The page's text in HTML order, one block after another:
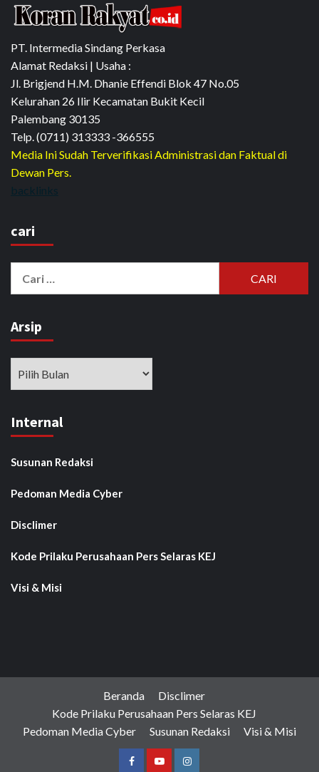
PT. Intermedia Sindang Perkasa
Alamat Redaksi | Usaha :
Jl. Brigjend H.M. Dhanie Effendi Blok 47 No.05
Kelurahan 26 Ilir Kecamatan Bukit Kecil
Palembang 30135
Telp. (0711) 313333 -366555
Media Ini Sudah Terverifikasi Administrasi dan Faktual di
Dewan Pers.
backlinks
cari
Arsip
Internal
Susunan Redaksi
Pedoman Media Cyber
Disclimer
Kode Prilaku Perusahaan Pers Selaras KEJ
Visi & Misi
Beranda
Disclimer
Kode Prilaku Perusahaan Pers Selaras KEJ
Pedoman Media Cyber
Susunan Redaksi Visi & Misi